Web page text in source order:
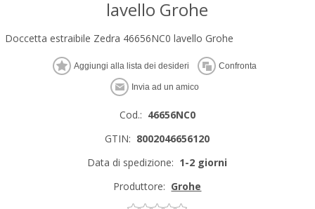
lavello Grohe
Doccetta estraibile Zedra 46656NC0 lavello Grohe
Cod.: 46656NC0
GTIN: 8002046656120
Data di spedizione: 1-2 giorni
Produttore: Grohe